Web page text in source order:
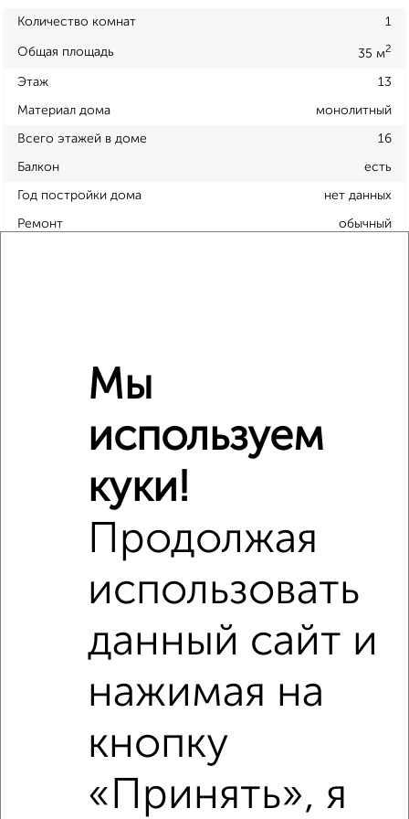
Количество комнат 1
Общая площадь 35 м2
Этаж 13
Материал дома монолитный
Всего этажей в доме 16
Балкон есть
Год постройки дома нет данных
Ремонт обычный
Расположение, инфраструктура рядом
Поликлиники
Продукты
Фитнес
Аптеки
Мы
используем
куки!
Продолжая
использовать
данный сайт и
нажимая на
кнопку
«Принять», я